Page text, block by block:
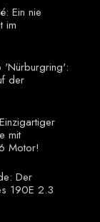
Ein nie
im
'Nürburgring':
der
mit
Motor!
Der
190E 2.3